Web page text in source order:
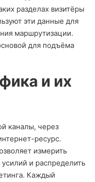
разделах визитёры
эти данные для
маршрутизации.
для подъёма
и их
каналы, через
ресурс.
измерить
и распределить
Каждый